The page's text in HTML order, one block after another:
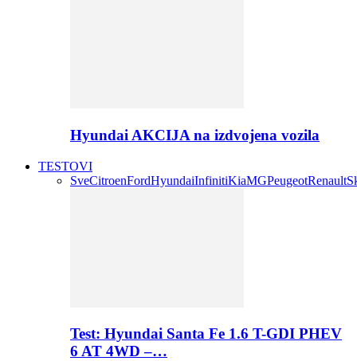
Hyundai AKCIJA na izdvojena vozila
TESTOVI
SveCitroenFordHyundaiInfinitiKiaMGPeugeotRenault
Test: Hyundai Santa Fe 1.6 T-GDI PHEV
6 AT 4WD –…